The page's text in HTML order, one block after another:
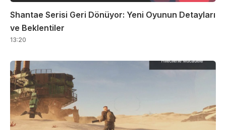
Shantae Serisi Geri Dönüyor: Yeni Oyunun Detayları
ve Beklentiler
13:20